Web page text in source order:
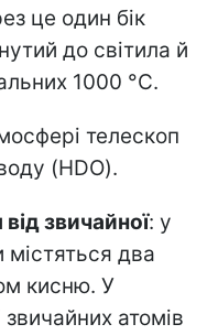
це один бік
до світила й
1000 °C.
телескоп
(HDO).
звичайної: у
містяться два
кисню. У
звичайних атомів